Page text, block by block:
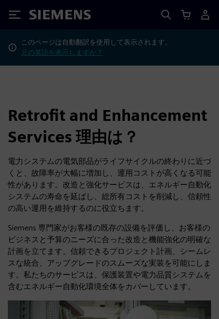
Siemens
このページは自動翻訳を使用して表示されます。
元の英語を表示しますか？
Retrofit and Enhancement
Services 理由は？
電力システムの電気部品がライフサイクルの終わりに近づ
くと、故障率が大幅に増加し、運用コストが高くなる可能
性があります。改造と強化サービスは、エネルギー自動化
システムの寿命を延ばし、総所有コストを削減し、信頼性
の高い運用を維持するのに役立ちます。
Siemens 専門家がお客様の既存の設備を評価し、お客様の
ビジネスと予算のニーズに合った改造と機能強化の明確な
計画を立てます。信頼できるプロジェクト計画、シームレ
スな統合、アップグレードのスムーズな実装を可能にしま
す。私たちのサービスは、保護装置や電力品質システムを
含むエネルギー自動化環境全体をカバーしています。